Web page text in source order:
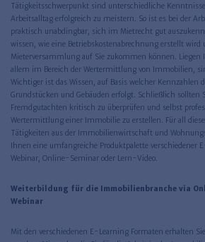
Tätigkeitsschwerpunkt sind unterschiedliche
Arbeitsalltag erfolgreich zu meistern. So ist es bei der
praktisch unabdingbar, sich im Mietrecht gut
wissen, wie eine Betriebskostenabrechnung erstellt wird
Mieterversammlung auf Sie zukommen können. Liegen
allem im Bereich der Wertermittlung von Immobilien,
Wichtiger ist das Wissen, auf Basis welcher Kennzahlen
Grundstücken und Gebäuden erfolgt. Schließlich sollten
Fremdgutachten kritisch zu überprüfen und selbst
Wertermittlung einer Immobilie zu erstellen. Für all
Tätigkeiten aus der Immobilienwirtschaft und
Ihnen eine umfangreiche Produktpalette verschiedener
Webinar, Online-Seminar oder Lern-Video.
Weiterbildung für die Immobilienbranche via
Webinar
Mit den verschiedenen E-Learning Formaten erhalten